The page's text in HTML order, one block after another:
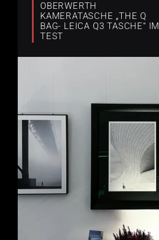
OBERWERTH
KAMERATASCHE „THE Q
BAG- LEICA Q3 TASCHE“ IM
TEST